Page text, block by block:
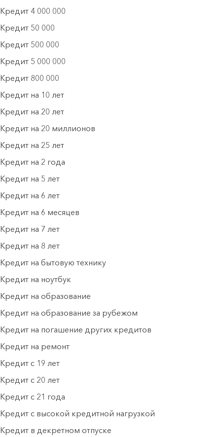
Кредит 4 000 000
Кредит 50 000
Кредит 500 000
Кредит 5 000 000
Кредит 800 000
Кредит на 10 лет
Кредит на 20 лет
Кредит на 20 миллионов
Кредит на 25 лет
Кредит на 2 года
Кредит на 5 лет
Кредит на 6 лет
Кредит на 6 месяцев
Кредит на 7 лет
Кредит на 8 лет
Кредит на бытовую технику
Кредит на ноутбук
Кредит на образование
Кредит на образование за рубежом
Кредит на погашение других кредитов
Кредит на ремонт
Кредит с 19 лет
Кредит с 20 лет
Кредит с 21 года
Кредит с высокой кредитной нагрузкой
Кредит в декретном отпуске